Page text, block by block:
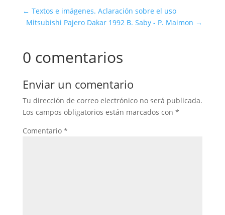
← Textos e imágenes. Aclaración sobre el uso
Mitsubishi Pajero Dakar 1992 B. Saby - P. Maimon →
0 comentarios
Enviar un comentario
Tu dirección de correo electrónico no será publicada.
Los campos obligatorios están marcados con *
Comentario *